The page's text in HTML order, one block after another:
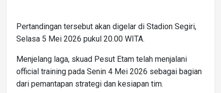
Pertandingan tersebut akan digelar di Stadion Segiri,
Selasa 5 Mei 2026 pukul 20.00 WITA.
Menjelang laga, skuad Pesut Etam telah menjalani
official training pada Senin 4 Mei 2026 sebagai bagian
dari pemantapan strategi dan kesiapan tim.